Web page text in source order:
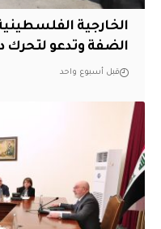
الخارجية
الضفة وتدعو لتحرك
قبل أسبوع واحد